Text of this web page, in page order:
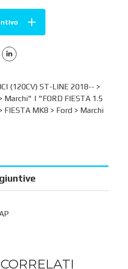
(120CV) ST-LINE 2018-- >
Marchi" | "FORD FIESTA 1.5
FIESTA MK8 > Ford > Marchi